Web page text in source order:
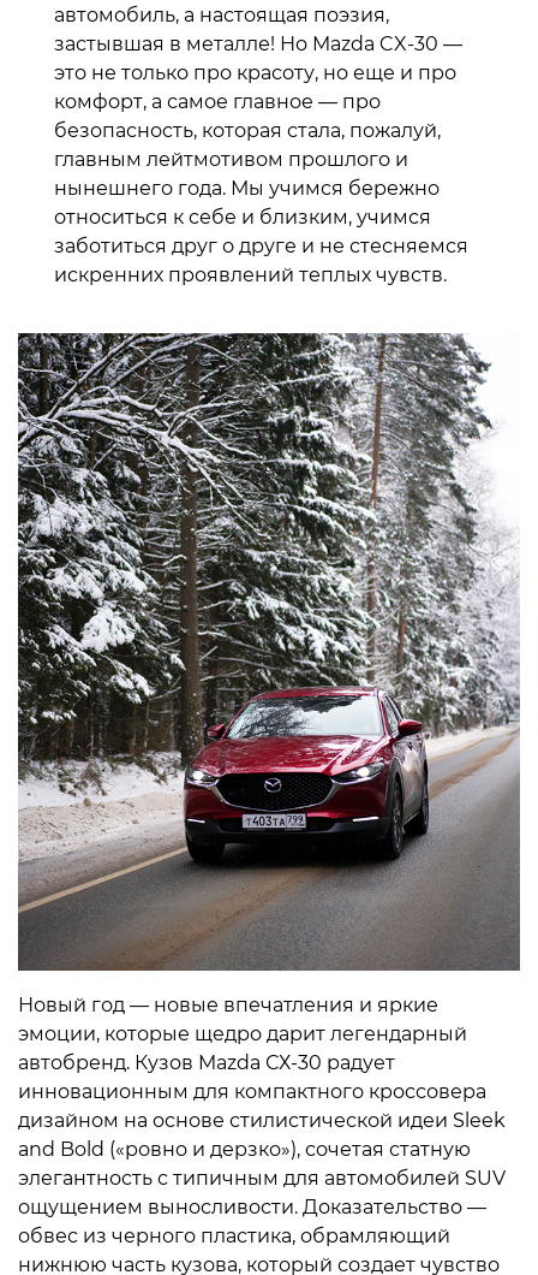
автомобиль, а настоящая поэзия,
застывшая в металле! Но Mazda CX-30 —
это не только про красоту, но еще и про
комфорт, а самое главное — про
безопасность, которая стала, пожалуй,
главным лейтмотивом прошлого и
нынешнего года. Мы учимся бережно
относиться к себе и близким, учимся
заботиться друг о друге и не стесняемся
искренних проявлений теплых чувств.
Новый год — новые впечатления и яркие
эмоции, которые щедро дарит легендарный
автобренд. Кузов Mazda СХ-30 радует
инновационным для компактного кроссовера
дизайном на основе стилистической идеи Sleek
and Bold («ровно и дерзко»), сочетая статную
элегантность с типичным для автомобилей SUV
ощущением выносливости. Доказательство —
обвес из черного пластика, обрамляющий
нижнюю часть кузова, который создает чувство